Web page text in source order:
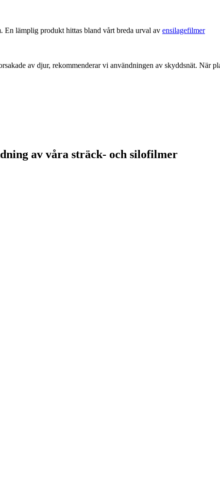
lämplig produkt hittas bland vårt breda urval av ensilagefilmer
av djur, rekommenderar vi användningen av skyddsnät.
av våra sträck- och silofilmer